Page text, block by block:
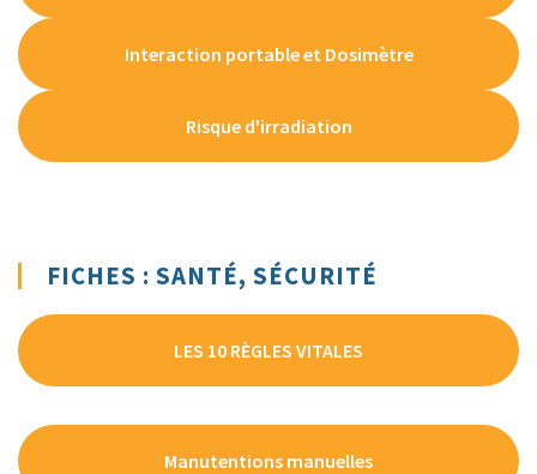
Interaction portable et Dosimètre
Risque d'irradiation
FICHES : SANTÉ, SÉCURITÉ
LES 10 RÈGLES VITALES
Manutentions manuelles